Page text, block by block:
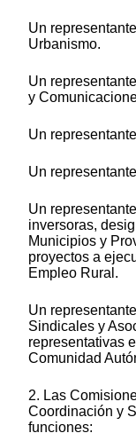
Un
Urbanismo.
Un
y
Un
Un
Un
inversoras,
Municipios y
proyectos a
Empleo Rural.
Un
Sindicales y
representativas
Comunidad
2. Las
Coordinación y
funciones: